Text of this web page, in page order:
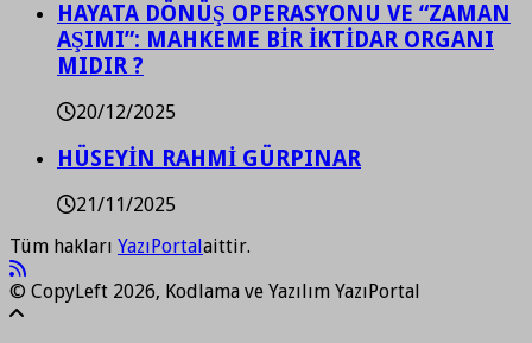
HAYATA DÖNÜŞ OPERASYONU VE “ZAMAN
AŞIMI”: MAHKEME BİR İKTİDAR ORGANI
MIDIR ?
20/12/2025
HÜSEYİN RAHMİ GÜRPINAR
21/11/2025
Tüm hakları YazıPortal aittir.
© CopyLeft 2026, Kodlama ve Yazılım YazıPortal